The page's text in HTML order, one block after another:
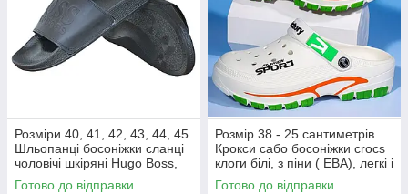
Розміри 40, 41, 42, 43, 44, 45
Шльопанці босоніжки сланці
чоловічі шкіряні Hugo Boss,
чорні, на підошві з піни
Готово до відправки
Розмір 38 - 25 сантиметрів
Крокси сабо босоніжки crocs
клоги білі, з піни ( ЕВА), легкі і
зручні
Готово до відправки